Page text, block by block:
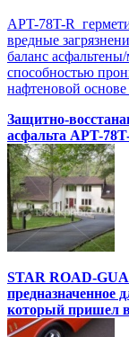
APT-78T-R
вредные
баланс
способностью
нафтеновой основе
Защитно-
асфальта APT-
STAR ROAD-
предназначенное
который пришел в